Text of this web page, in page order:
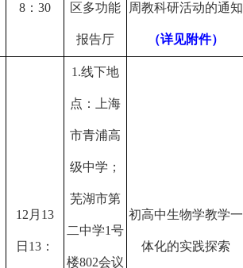
8 ：30 区多功能
报告厅
周教科研活动的通知
（详见附件）
12月 13
日 13 ：
1.线下地
点：上海
市青浦高
级中学；
芜湖市第
二中学1号
楼802会议
初高中生物学教学一
体化的实践探索